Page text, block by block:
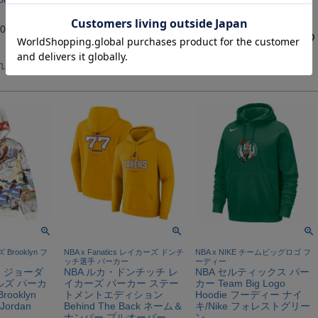
通常価格 ¥27,500 のところ
¥24,200税込
カートに入れる
¥ 26,400
カートに入れる
Brooklyn フ
ジョーダ
ズ パーカ
NBA x Fanatics レイカーズ ドンチ
ッチ選手 パーカー
NBA ルカ・ドンチッチ レ
イカーズ パーカー ステー
トメントエディション
Behind The Back ネーム＆
NBA x NIKE チームビッグロゴ フ
ーディー
NBA セルティックス パー
カー Team Big Logo
Hoodie フーディー ナイ
キ/Nike フォレストグリー